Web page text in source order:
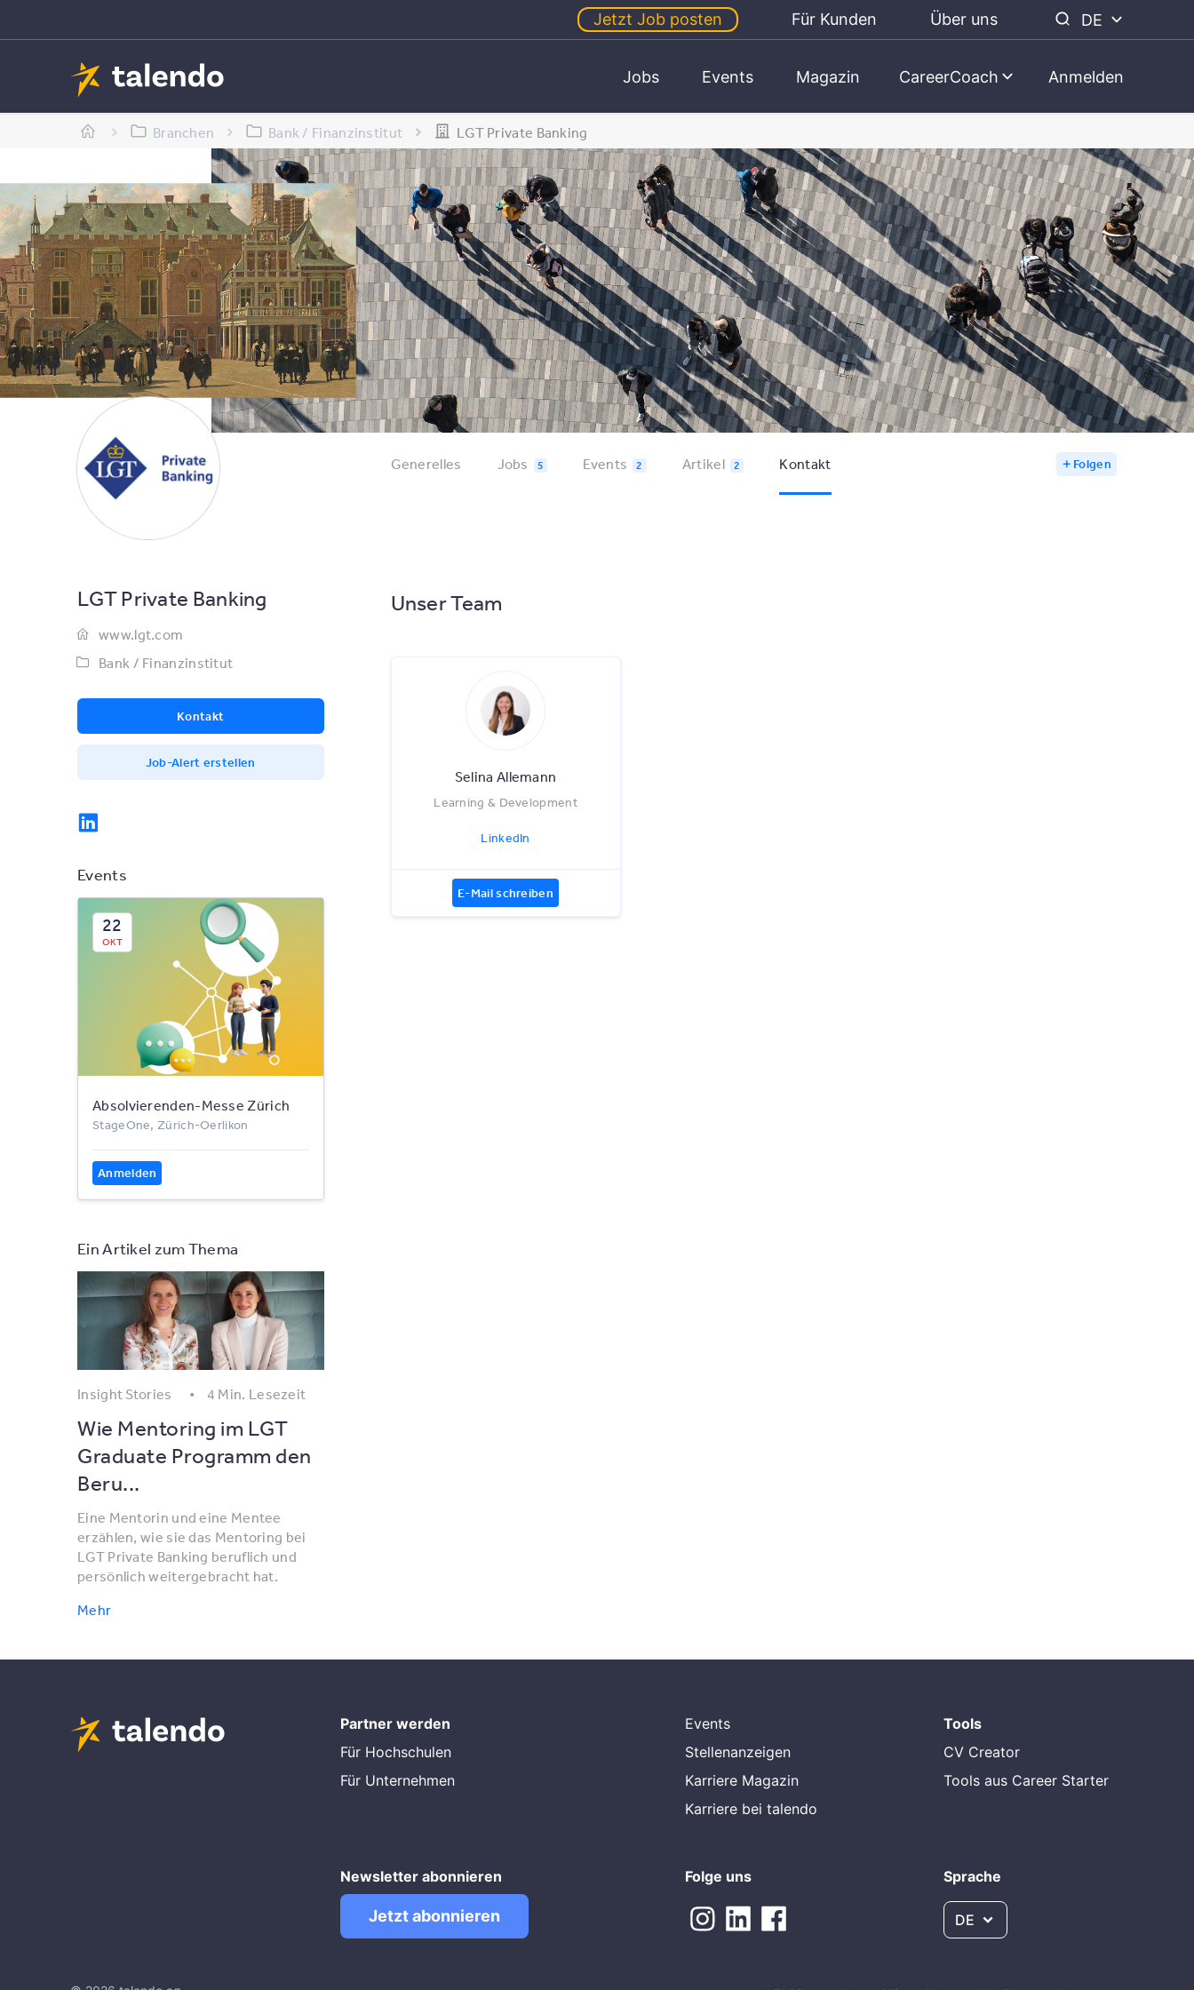
Jetzt Job posten Für Kunden Über uns DE
Jobs Events Magazin CareerCoach Anmelden
Branchen Bank / Finanzinstitut LGT Private Banking
Generelles Jobs 5 Events 2 Artikel 2 Kontakt Folgen
LGT Private Banking
www.lgt.com
Bank / Finanzinstitut
Kontakt
Job-Alert erstellen
Events
22
OKT
Absolvierenden-Messe Zürich
StageOne, Zürich-Oerlikon
Anmelden
Ein Artikel zum Thema
Insight Stories 4 Min. Lesezeit
Wie Mentoring im LGT
Graduate Programm den
Beru...
Eine Mentorin und eine Mentee
erzählen, wie sie das Mentoring bei
LGT Private Banking beruflich und
persönlich weitergebracht hat.
Mehr
Unser Team
Selina Allemann
Learning & Development
LinkedIn
E-Mail schreiben
Partner werden
Für Hochschulen
Für Unternehmen
Events
Stellenanzeigen
Karriere Magazin
Karriere bei talendo
Tools
CV Creator
Tools aus Career Starter
Newsletter abonnieren
Jetzt abonnieren
Folge uns Sprache
DE